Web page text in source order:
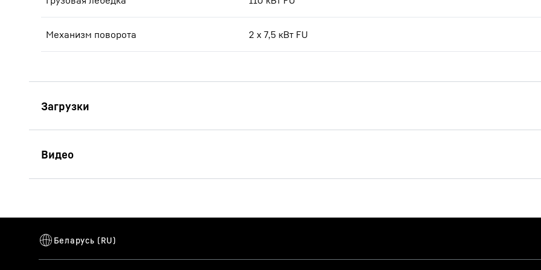
Механизм поворота 2 x 7,5 кВт FU